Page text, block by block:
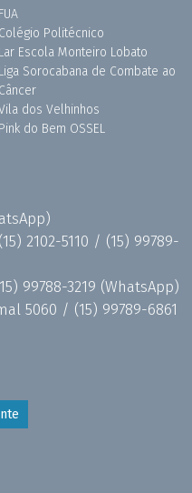
FUA
Colégio Politécnico
Lar Escola Monteiro Lobato
Liga Sorocabana de Combate ao
Câncer
dos Velhinhos
Pink do Bem OSSEL
(15) 2102-5110 / (15) 99789-
99788-3219 (WhatsApp)
5060 / (15) 99789-6861